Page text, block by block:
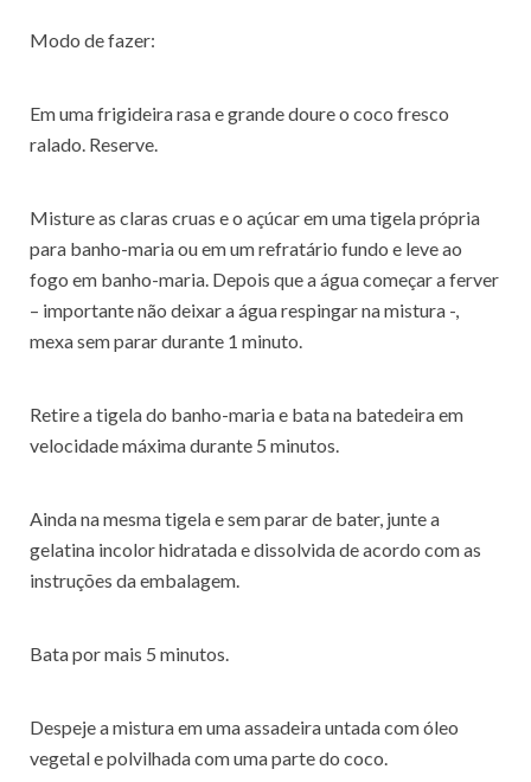
Modo de fazer:
Em uma frigideira rasa e grande doure o coco fresco
ralado. Reserve.
Misture as claras cruas e o açúcar em uma tigela própria
para banho-maria ou em um refratário fundo e leve ao
fogo em banho-maria. Depois que a água começar a ferver
– importante não deixar a água respingar na mistura -,
mexa sem parar durante 1 minuto.
Retire a tigela do banho-maria e bata na batedeira em
velocidade máxima durante 5 minutos.
Ainda na mesma tigela e sem parar de bater, junte a
gelatina incolor hidratada e dissolvida de acordo com as
instruções da embalagem.
Bata por mais 5 minutos.
Despeje a mistura em uma assadeira untada com óleo
vegetal e polvilhada com uma parte do coco.